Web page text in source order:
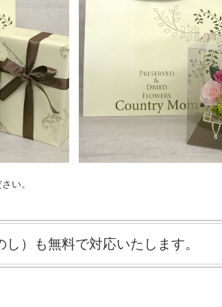
い。
）も無料で対応いたします。